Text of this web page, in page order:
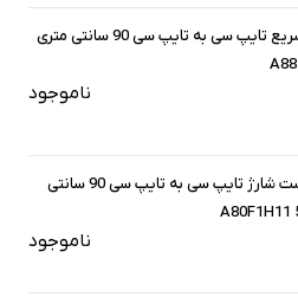
کابل شارژ سریع تایپ سی به تایپ سی 90 سانتی‌ متری
ناموجود
کابل سوپر فست شارژ تایپ سی به تایپ سی 90 سانتی
ناموجود